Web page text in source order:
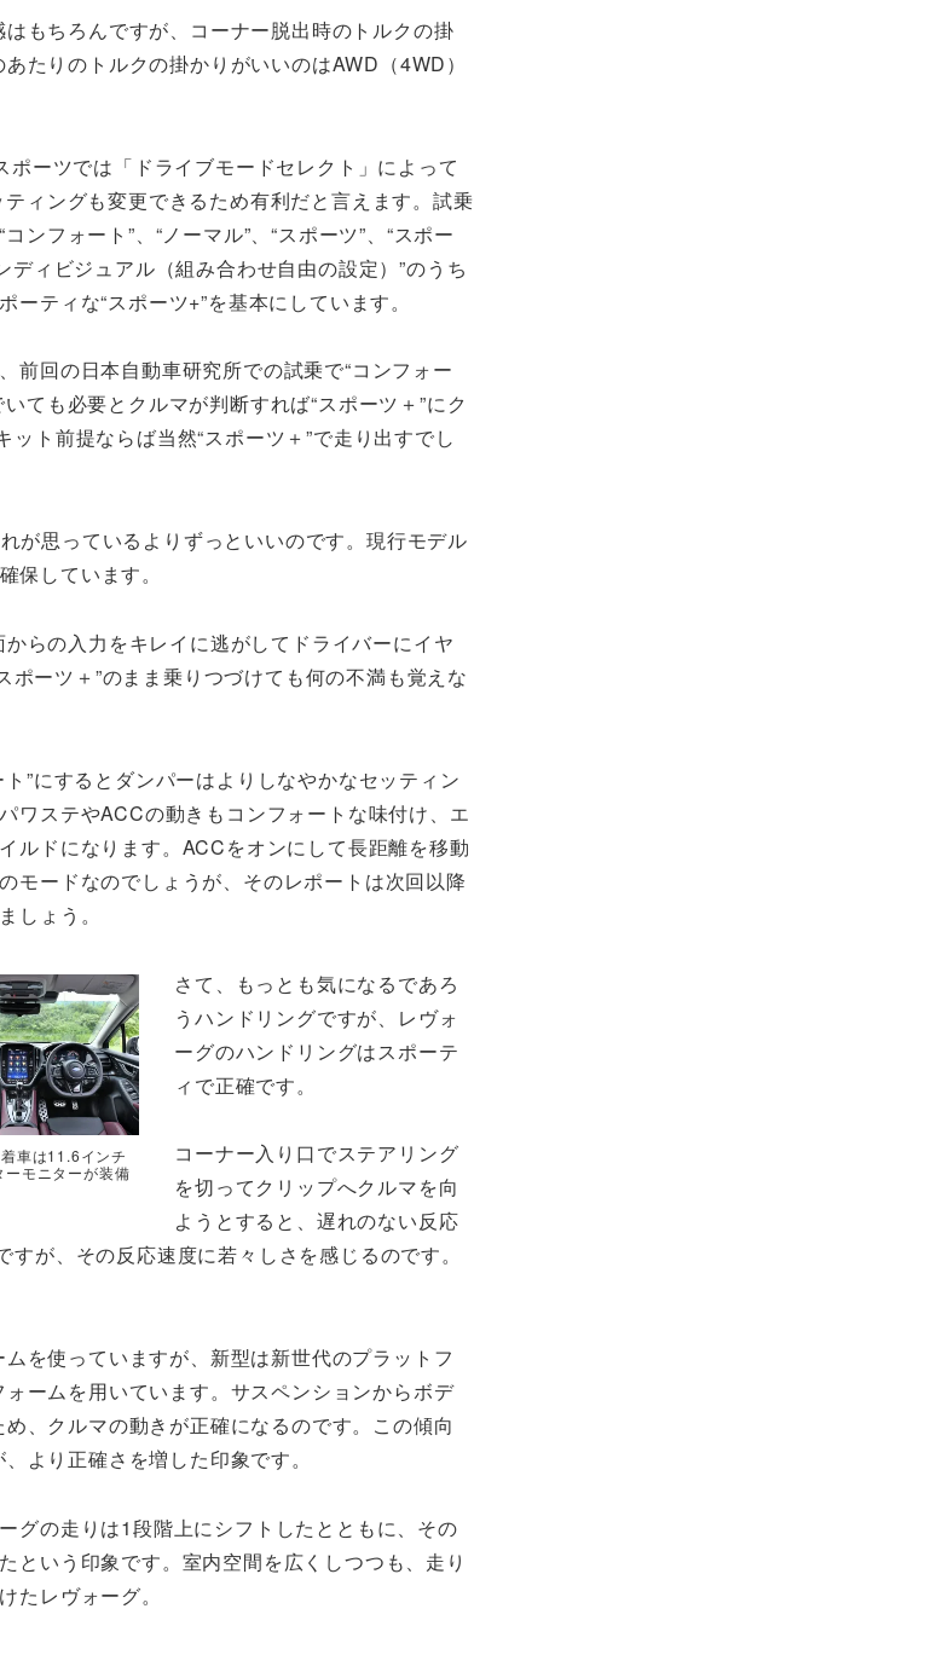
もちろんですが、コーナー脱出時のトルクの掛
たりのトルクの掛かりがいいのはAWD（4WD）
ポーツでは「ドライブモードセレクト」によって
ィングも変更できるため有利だと言えます。試乗
ンフォート”、“ノーマル”、“スポーツ”、“スポー
ディビジュアル（組み合わせ自由の設定）”のうち
ーティな“スポーツ+”を基本にしています。
前回の日本自動車研究所での試乗で“コンフォー
いても必要とクルマが判断すれば“スポーツ＋”にク
ト前提ならば当然“スポーツ＋”で走り出すでし
が思っているよりずっといいのです。現行モデル
保しています。
らの入力をキレイに逃がしてドライバーにイヤ
ーツ＋”のまま乗りつづけても何の不満も覚えな
ト”にするとダンパーはよりしなやかなセッティン
ワステやACCの動きもコンフォートな味付け、エ
ルドになります。ACCをオンにして長距離を移動
モードなのでしょうが、そのレポートは次回以降
しょう。
車は11.6インチ
ーモニターが装備
さて、もっとも気になるであろ
うハンドリングですが、レヴォ
ーグのハンドリングはスポーテ
ィで正確です。
コーナー入り口でステアリング
を切ってクリップへクルマを向
ようとすると、遅れのない反応
が、その反応速度に若々しさを感じるのです。
を使っていますが、新型は新世代のプラットフ
ームを用いています。サスペンションからボデ
、クルマの動きが正確になるのです。この傾向
より正確さを増した印象です。
グの走りは1段階上にシフトしたとともに、その
という印象です。室内空間を広くしつつも、走り
たレヴォーグ。